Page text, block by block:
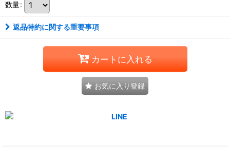
数量:
返品特約に関する重要事項
カートに入れる
お気に入り登録